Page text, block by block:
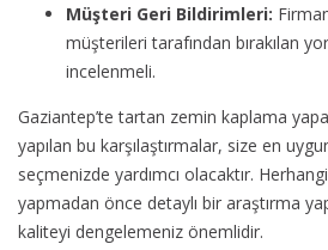
Müşteri Geri Bildirimleri:
müşterileri tarafından bırakılan
incelenmeli.
Gaziantep’te tartan zemin kaplama
yapılan bu karşılaştırmalar, size en
seçmenizde yardımcı olacaktır.
yapmadan önce detaylı bir araştırma
kaliteyi dengelemeniz önemlidir.